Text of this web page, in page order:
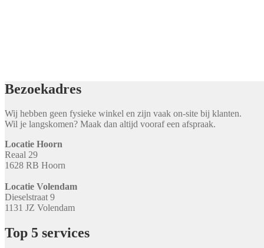
Bezoekadres
Wij hebben geen fysieke winkel en zijn vaak on-site bij klanten.
Wil je langskomen? Maak dan altijd vooraf een afspraak.
Locatie Hoorn
Reaal 29
1628 RB Hoorn
Locatie Volendam
Dieselstraat 9
1131 JZ Volendam
Top 5 services